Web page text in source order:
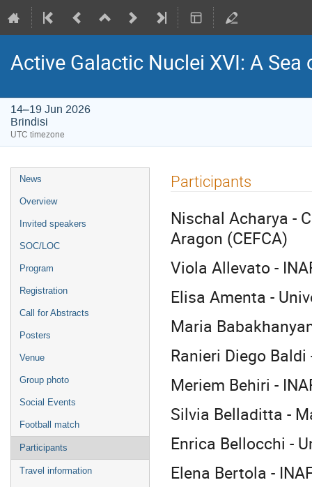
Active Galactic Nuclei XVI: A
14–19 Jun 2026
Brindisi
UTC timezone
Event
menu
News
Overview
Invited speakers
SOC/LOC
Program
Registration
Call for Abstracts
Posters
Venue
Group photo
Social Events
Football match
Participants
Travel information
Participants
Nischal Acharya -
Aragon (CEFCA)
Viola Allevato -
Elisa Amenta -
Maria
Ranieri Diego Baldi
Meriem Behiri -
Silvia Belladitta -
Enrica Bellocchi -
Elena Bertola -